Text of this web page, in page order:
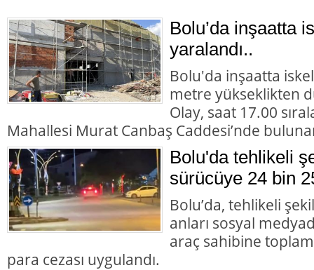
Bolu’da inşaatta
yaralandı..
Bolu'da inşaatta
metre yükseklikten
Olay, saat 17.00
Mahallesi Murat Canbaş Caddesi’nde
Bolu'da tehlikeli
sürücüye 24 bin
Bolu’da, tehlikeli
anları sosyal
araç sahibine
para cezası uygulandı.